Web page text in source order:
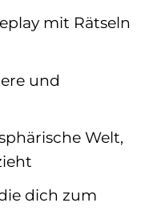
mit Rätseln
und
Welt,
dich zum